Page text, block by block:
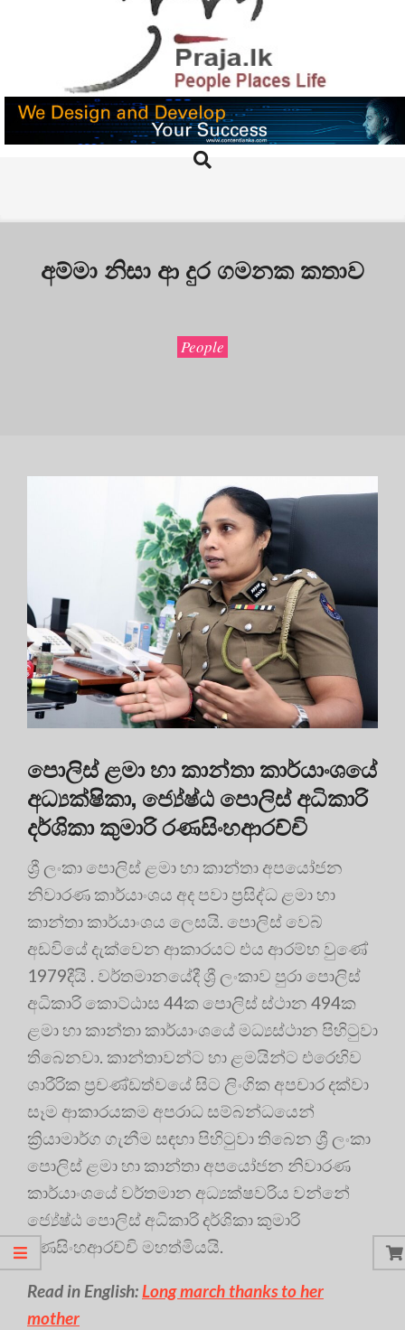
PRAJA.LK
Search
අම්මා නිසා ආ දුර ගමනක කතාව
People
පොලිස් ළමා හා කාන්තා කාර්යාංශයේ
අධ්‍යක්ෂිකා, ජ්‍යේෂ්ඨ පොලිස් අධිකාරි
දර්ශිකා කුමාරි රණසිංහආරච්චි
ශ්‍රී ලංකා පොලිස් ළමා හා කාන්තා අපයෝජන
නිවාරණ කාර්යාංශය අද පවා ප්‍රසිද්ධ ළමා හා
කාන්තා කාර්යාංශය ලෙසයි. පොලිස් වෙබ්
අඩවියේ දැක්වෙන ආකාරයට එය ආරම්භ වුණේ
1979දීයි . වර්තමානයේදී ශ්‍රී ලංකාව පුරා පොලිස්
අධිකාරි කොට්ඨාස 44ක පොලිස් ස්ථාන 494ක
ළමා හා කාන්තා කාර්යාංශයේ මධ්‍යස්ථාන පිහිටුවා
තිබෙනවා. කාන්තාවන්ට හා ළමයින්ට එරෙහිව
ශාරීරික ප්‍රචණ්ඩත්වයේ සිට ලිංගික අපචාර දක්වා
සෑම ආකාරයකම අපරාධ සම්බන්ධයෙන්
ක්‍රියාමාර්ග ගැනීම සඳහා පිහිටුවා තිබෙන ශ්‍රී ලංකා
පොලිස් ළමා හා කාන්තා අපයෝජන නිවාරණ
කාර්යාංශයේ වර්තමාන අධ්‍යක්ෂවරිය වන්නේ
ජ්‍යේෂ්ඨ පොලිස් අධිකාරි දර්ශිකා කුමාරි
රණසිංහආරච්චි මහත්මියයි.
Read in English:Long march thanks to her
mother